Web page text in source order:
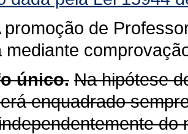
promoção de
mediante
único. Na hipótese
enquadrado